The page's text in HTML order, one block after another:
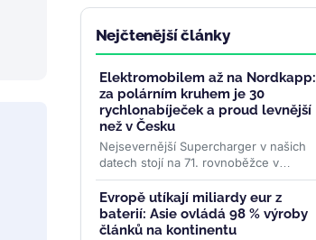
Nejčtenější články
Elektromobilem až na Nordkapp:
za polárním kruhem je 30
rychlonabíječek a proud levnější
než v Česku
Nejsevernější Supercharger v našich
datech stojí na 71. rovnoběžce v
norském Honningsvågu. Za polárním
kruhem je třicet stanic, všechny...
Evropě utíkají miliardy eur z
baterií: Asie ovládá 98 % výroby
článků na kontinentu